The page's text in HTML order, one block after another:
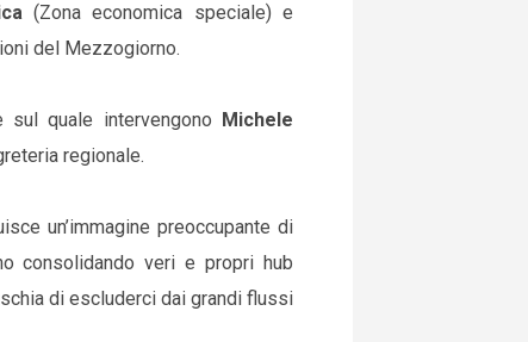
(Zona economica speciale) e
del Mezzogiorno.
sul quale intervengono Michele
regionale.
un’immagine preoccupante di
consolidando veri e propri hub
di escluderci dai grandi flussi